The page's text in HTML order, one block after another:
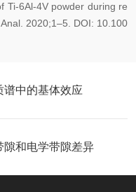
Ti-6Al-4V powder during re
2020;1–5. DOI: 10.100
谱中的基体效应
隙和电学带隙差异